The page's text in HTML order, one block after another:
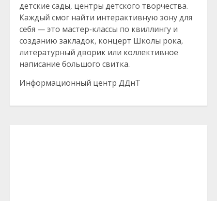
детские сады, центры детского творчества.
Каждый смог найти интерактивную зону для
себя — это мастер-классы по квиллингу и
созданию закладок, концерт Школы рока,
литературный дворик или коллективное
написание большого свитка.
Информационный центр ДДнТ